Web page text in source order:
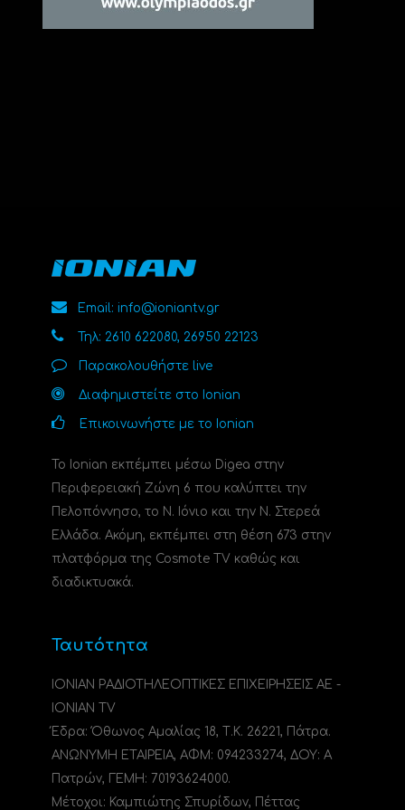
Email: info@ioniantv.gr
Τηλ: 2610 622080, 26950 22123
Παρακολουθήστε live
Διαφημιστείτε στο Ionian
Επικοινωνήστε με το Ionian
Το Ionian εκπέμπει μέσω Digea στην
Περιφερειακή Ζώνη 6 που καλύπτει την
Πελοπόννησο, το N. Ιόνιο και την Ν. Στερεά
Ελλάδα. Ακόμη, εκπέμπει στη θέση 673 στην
πλατφόρμα της Cosmote TV καθώς και
διαδικτυακά.
Ταυτότητα
ΙΟΝΙΑΝ ΡΑΔΙΟΤΗΛΕΟΠΤΙΚΕΣ ΕΠΙΧΕΙΡΗΣΕΙΣ ΑΕ -
IONIAN TV
Έδρα: Όθωνος Αμαλίας 18, Τ.Κ. 26221, Πάτρα.
ΑΝΩΝΥΜΗ ΕΤΑΙΡΕΙΑ, ΑΦΜ: 094233274, ΔΟΥ: A
Πατρών, ΓΕΜΗ: 70193624000.
Μέτοχοι: Καμπιώτης Σπυρίδων, Πέττας